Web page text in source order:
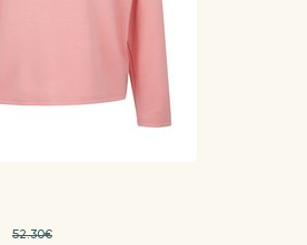
52.30€